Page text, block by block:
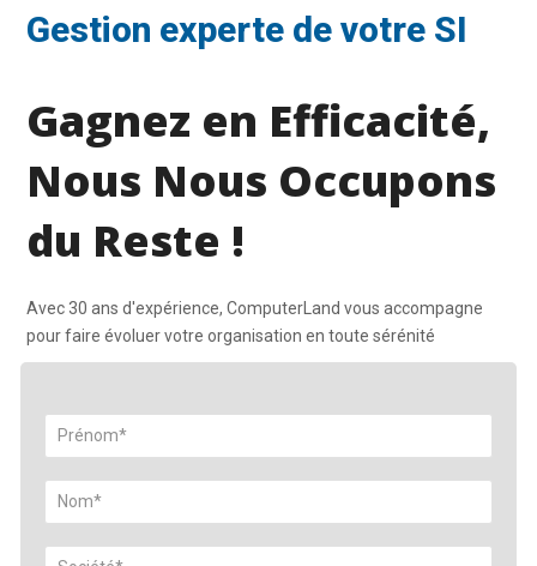
Gestion experte de votre SI
Gagnez en Efficacité,
Nous Nous Occupons
du Reste !
Avec 30 ans d'expérience, ComputerLand vous accompagne
pour faire évoluer votre organisation en toute sérénité